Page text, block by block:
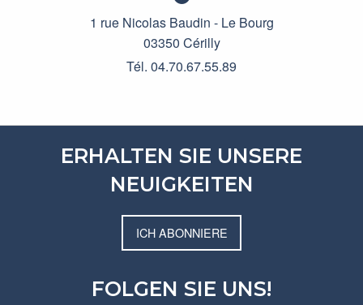
1 rue Nicolas Baudin - Le Bourg
03350 Cérilly
Tél. 04.70.67.55.89
ERHALTEN SIE UNSERE
NEUIGKEITEN
ICH ABONNIERE
FOLGEN SIE UNS!